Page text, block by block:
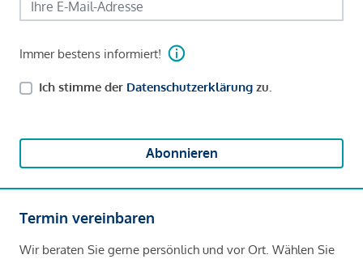
Immer bestens informiert!
Ich stimme der Datenschutzerklärung zu.
Abonnieren
Termin vereinbaren
Wir beraten Sie gerne persönlich und vor Ort. Wählen Sie